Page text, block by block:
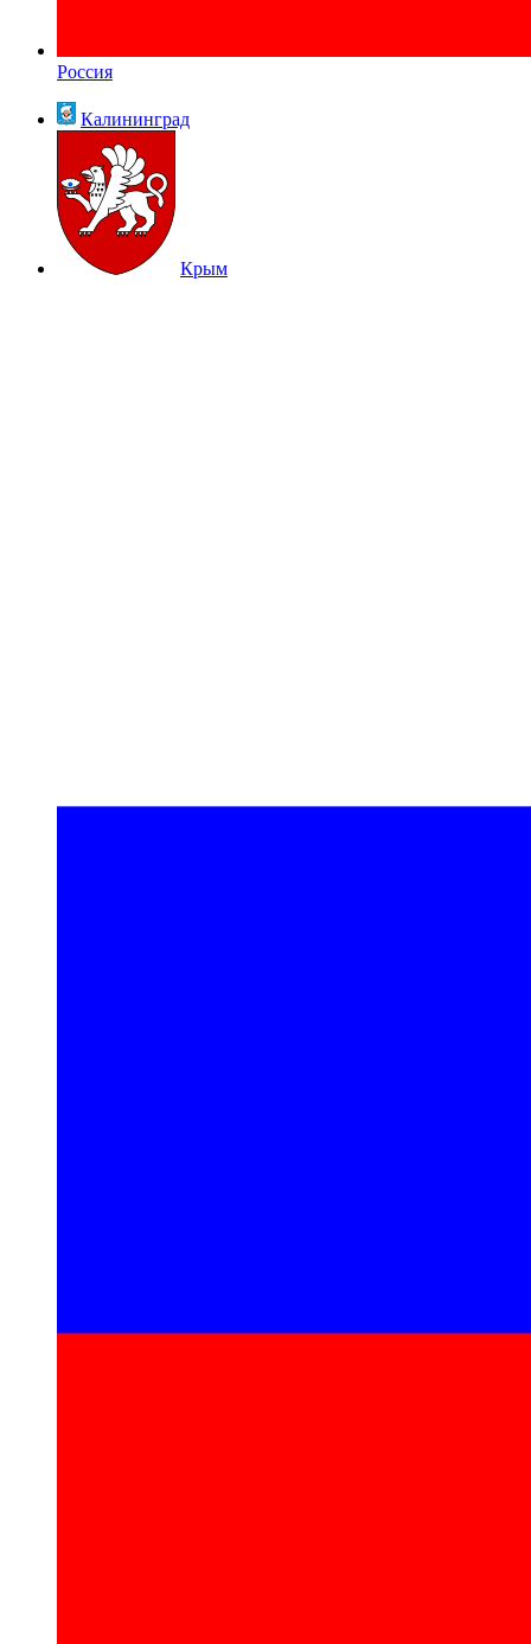
Россия
Калининград
Крым